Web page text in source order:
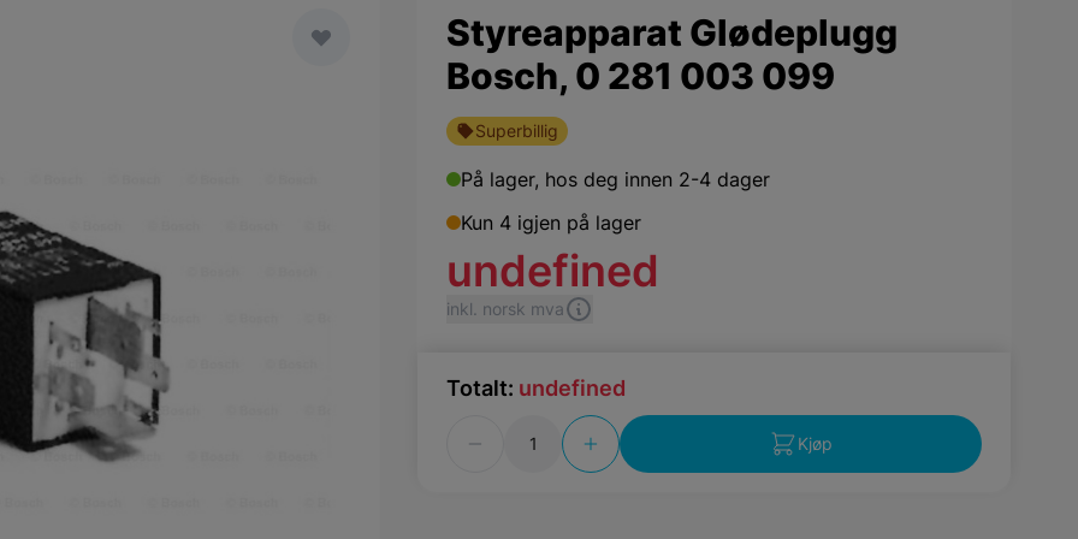
Styreapparat Glødeplugg
Bosch, 0 281 003 099
Superbillig
På lager, hos deg innen 2-4 dager
Kun 4 igjen på lager
Totalt: undefined
Kjøp
undefined
inkl. norsk mva